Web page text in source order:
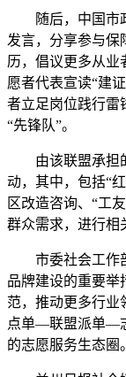
随后，中国市政
发言，分享参与保
历，倡议更多从业
愿者代表宣读“建
者立足岗位践行雷
“先锋队”。
由该联盟承担的
动，其中，包括“
区改造咨询、“工
群众需求，进行相
市委社会工作部
品牌建设的重要举
范，推动更多行业
点单—联盟派单—
的志愿服务生态圈。